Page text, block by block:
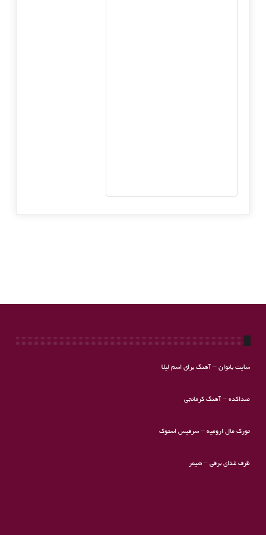
سایت بانوان– آهنگ برای اسم لیلا
صداکده– آهنگ کرمانجی
تورک مال ارومیه–سرفیس استوک
ظرف غذای برقی– شیمر